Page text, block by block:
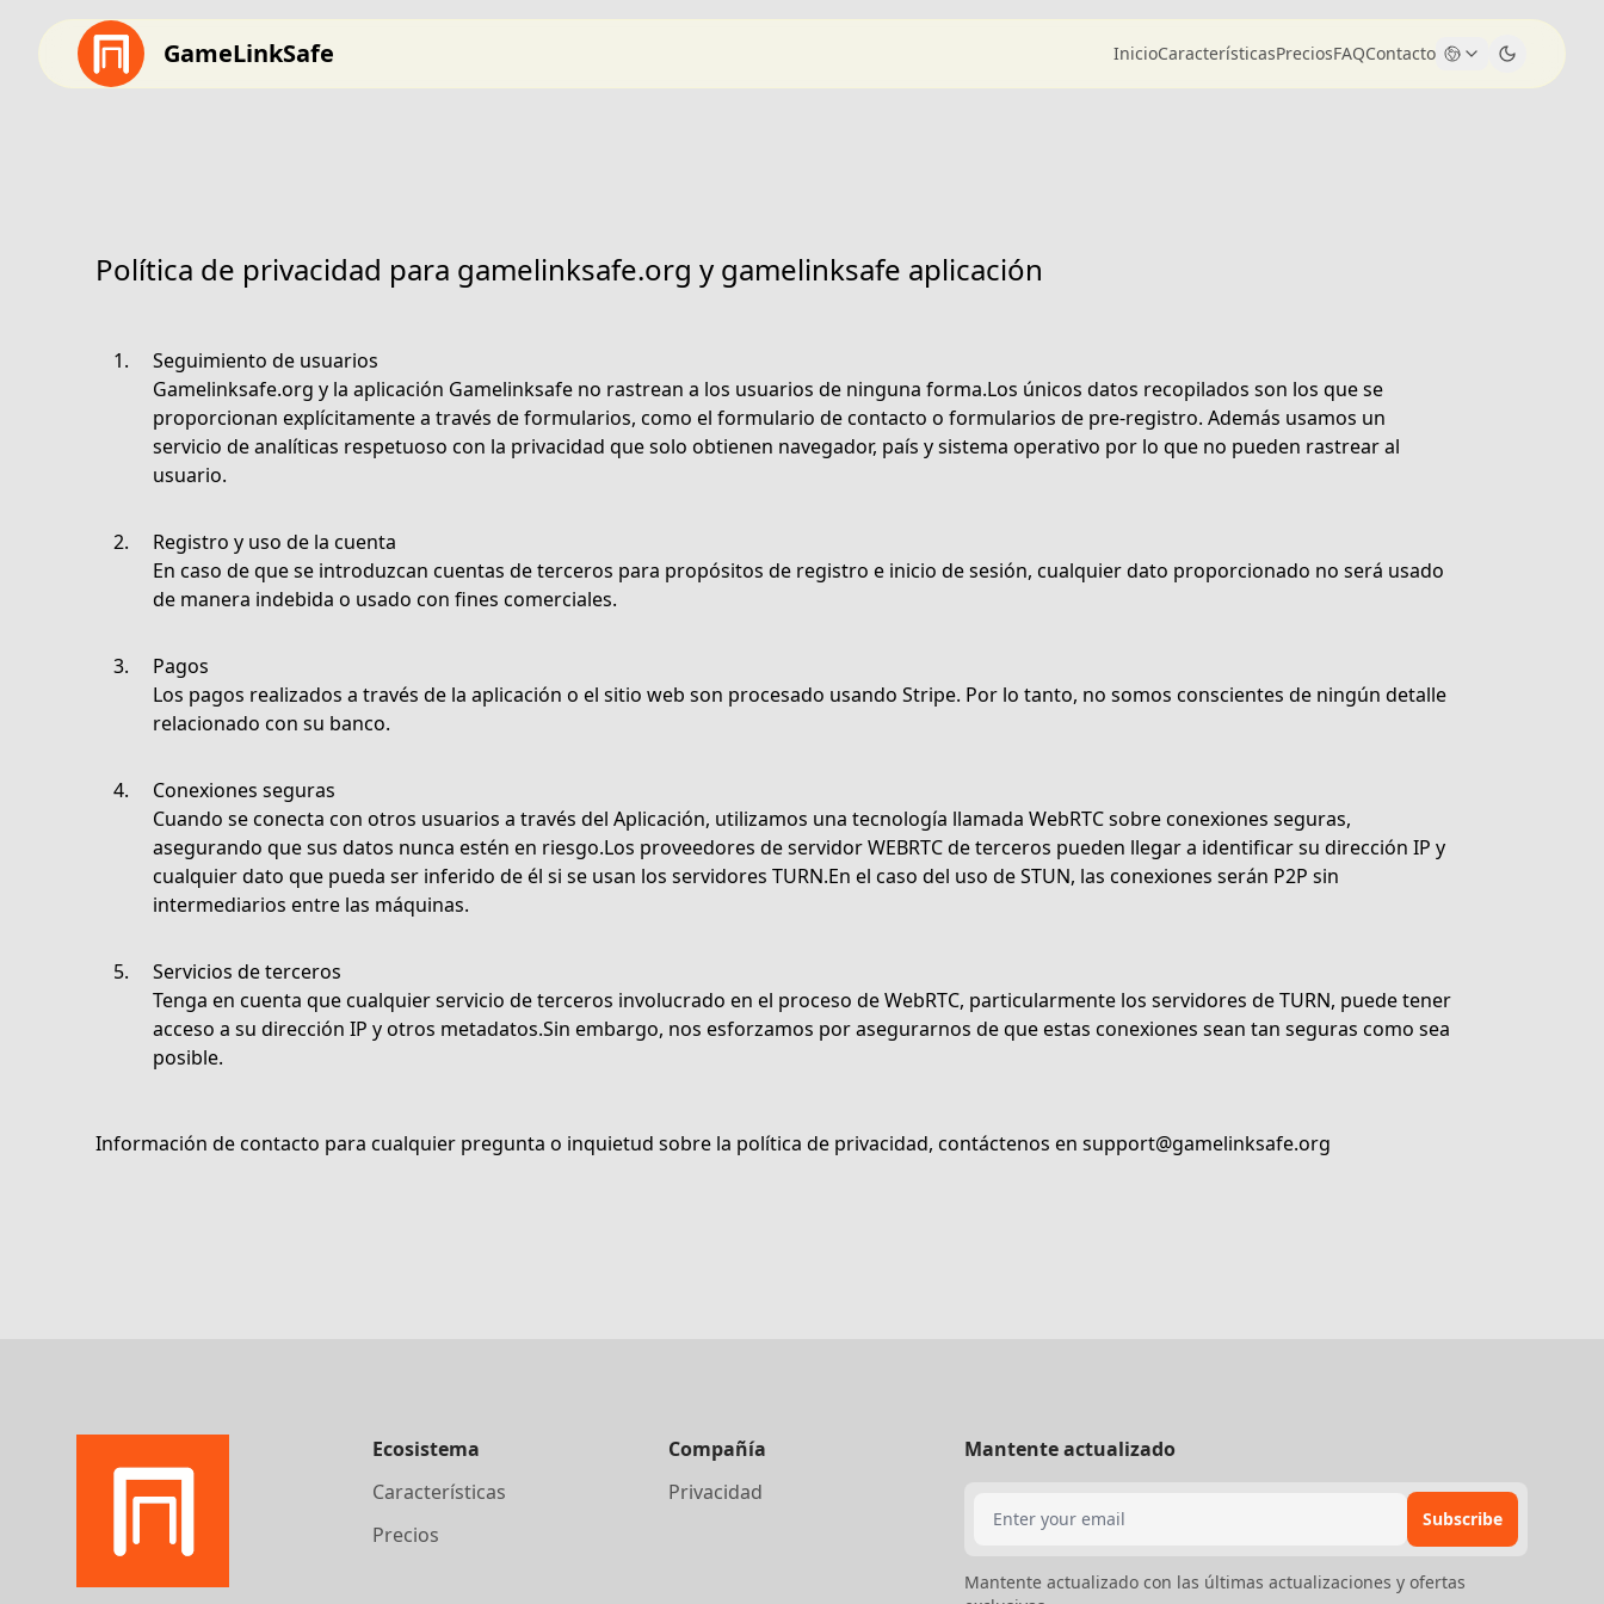
GameLinkSafe InicioCaracterísticasPreciosFAQContacto
Política de privacidad para gamelinksafe.org y gamelinksafe aplicación
Seguimiento de usuarios
Gamelinksafe.org y la aplicación Gamelinksafe no rastrean a los usuarios de ninguna forma.Los únicos datos recopilados son los que se
proporcionan explícitamente a través de formularios, como el formulario de contacto o formularios de pre-registro. Además usamos un
servicio de analíticas respetuoso con la privacidad que solo obtienen navegador, país y sistema operativo por lo que no pueden rastrear al
usuario.
Registro y uso de la cuenta
En caso de que se introduzcan cuentas de terceros para propósitos de registro e inicio de sesión, cualquier dato proporcionado no será usado
de manera indebida o usado con fines comerciales.
Pagos
Los pagos realizados a través de la aplicación o el sitio web son procesado usando Stripe. Por lo tanto, no somos conscientes de ningún detalle
relacionado con su banco.
Conexiones seguras
Cuando se conecta con otros usuarios a través del Aplicación, utilizamos una tecnología llamada WebRTC sobre conexiones seguras,
asegurando que sus datos nunca estén en riesgo.Los proveedores de servidor WEBRTC de terceros pueden llegar a identificar su dirección IP y
cualquier dato que pueda ser inferido de él si se usan los servidores TURN.En el caso del uso de STUN, las conexiones serán P2P sin
intermediarios entre las máquinas.
Servicios de terceros
Tenga en cuenta que cualquier servicio de terceros involucrado en el proceso de WebRTC, particularmente los servidores de TURN, puede tener
acceso a su dirección IP y otros metadatos.Sin embargo, nos esforzamos por asegurarnos de que estas conexiones sean tan seguras como sea
posible.
Información de contacto para cualquier pregunta o inquietud sobre la política de privacidad, contáctenos en support@gamelinksafe.org
Ecosistema
Características
Precios
Compañía
Privacidad
Mantente actualizado
Subscribe
Mantente actualizado con las últimas actualizaciones y ofertas